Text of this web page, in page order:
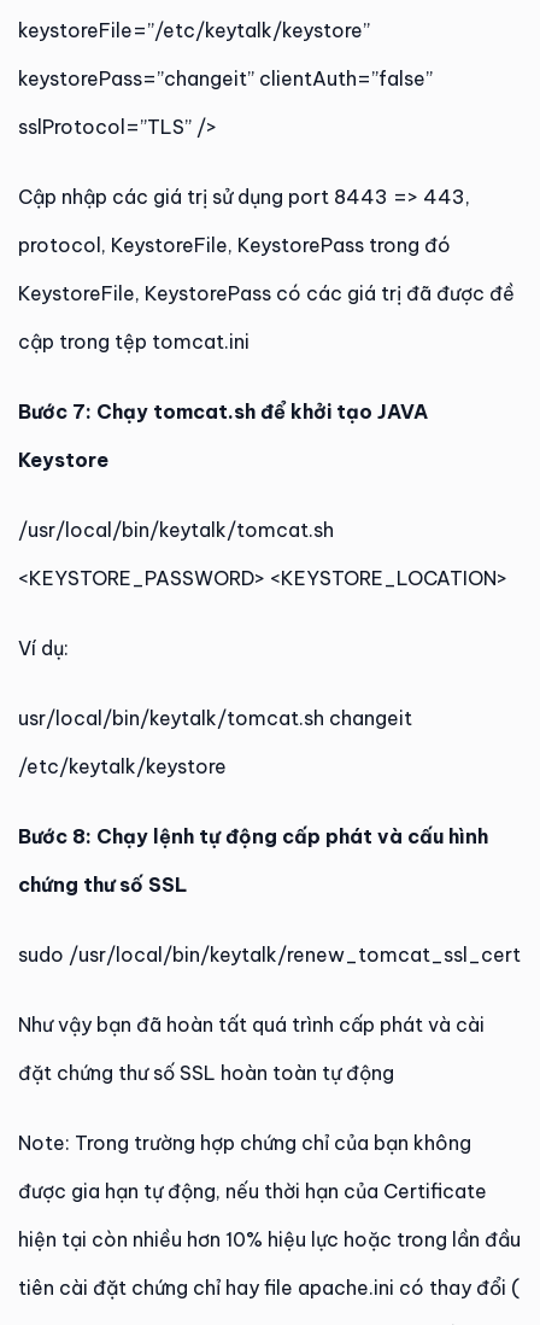
keystoreFile=”/etc/keytalk/keystore”
keystorePass=”changeit” clientAuth=”false”
sslProtocol=”TLS” />
Cập nhập các giá trị sử dụng port 8443 => 443,
protocol, KeystoreFile, KeystorePass trong đó
KeystoreFile, KeystorePass có các giá trị đã được đề
cập trong tệp tomcat.ini
Bước 7: Chạy tomcat.sh để khởi tạo JAVA
Keystore
/usr/local/bin/keytalk/tomcat.sh
<KEYSTORE_PASSWORD> <KEYSTORE_LOCATION>
Ví dụ:
usr/local/bin/keytalk/tomcat.sh changeit
/etc/keytalk/keystore
Bước 8: Chạy lệnh tự động cấp phát và cấu hình
chứng thư số SSL
sudo /usr/local/bin/keytalk/renew_tomcat_ssl_cert
Như vậy bạn đã hoàn tất quá trình cấp phát và cài
đặt chứng thư số SSL hoàn toàn tự động
Note: Trong trường hợp chứng chỉ của bạn không
được gia hạn tự động, nếu thời hạn của Certificate
hiện tại còn nhiều hơn 10% hiệu lực hoặc trong lần đầu
tiên cài đặt chứng chỉ hay file apache.ini có thay đổi (